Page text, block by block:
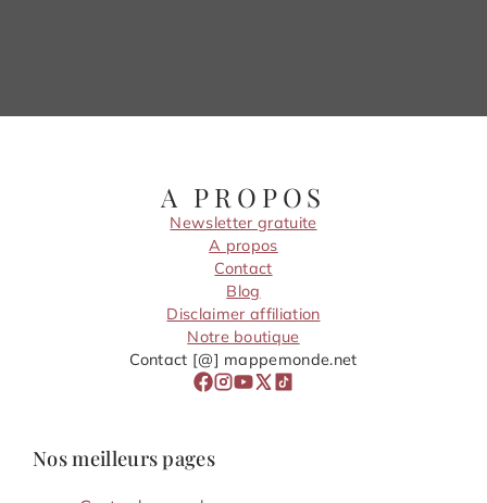
A PROPOS
Newsletter gratuite
A propos
Contact
Blog
Disclaimer affiliation
Notre boutique
Contact [@] mappemonde.net
Nos meilleurs pages